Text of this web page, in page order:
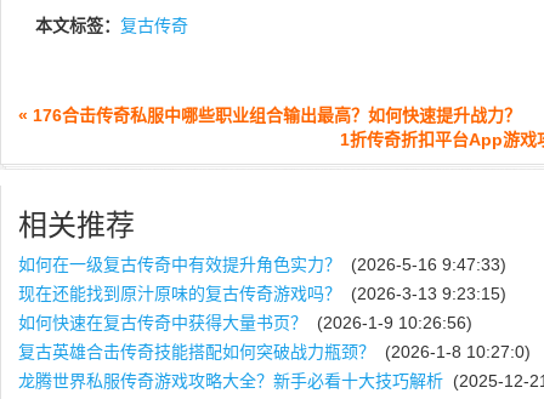
本文标签： 复古传奇
« 176合击传奇私服中哪些职业组合输出最高？如何快速提升战力？
1折传奇折扣平台App游戏
相关推荐
如何在一级复古传奇中有效提升角色实力？
(2026-5-16 9:47:33)
现在还能找到原汁原味的复古传奇游戏吗？
(2026-3-13 9:23:15)
如何快速在复古传奇中获得大量书页？
(2026-1-9 10:26:56)
复古英雄合击传奇技能搭配如何突破战力瓶颈？
(2026-1-8 10:27:0)
龙腾世界私服传奇游戏攻略大全？新手必看十大技巧解析 (2025-12-